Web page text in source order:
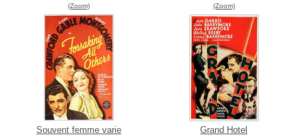
(Zoom)
Souvent femme varie
(Zoom)
Grand Hotel